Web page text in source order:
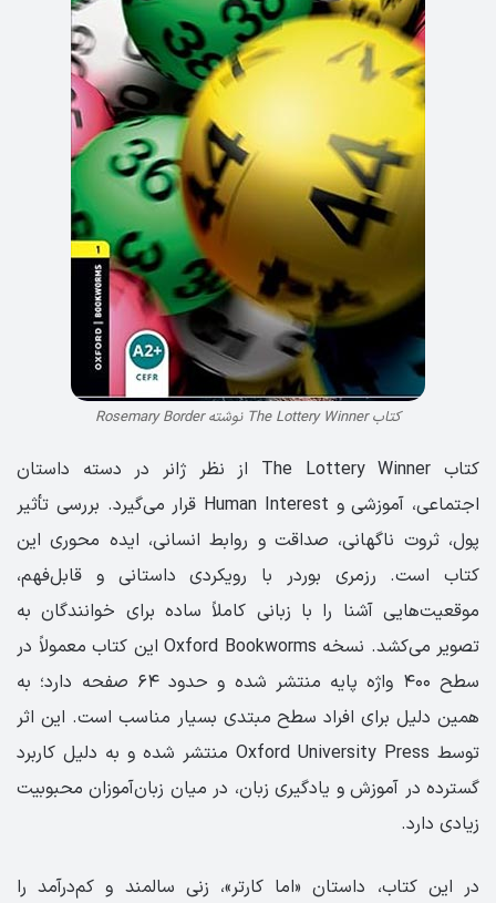
کتاب The Lottery Winner نوشته Rosemary Border
کتاب The Lottery Winner از نظر ژانر در دسته داستان
اجتماعی، آموزشی و Human Interest قرار می‌گیرد. بررسی تأثیر
پول، ثروت ناگهانی، صداقت و روابط انسانی، ایده محوری این
کتاب است. رزمری بوردر با رویکردی داستانی و قابل‌فهم،
موقعیت‌هایی آشنا را با زبانی کاملاً ساده برای خوانندگان به
تصویر می‌کشد. نسخه Oxford Bookworms این کتاب معمولاً در
سطح ۴۰۰ واژه پایه منتشر شده و حدود ۶۴ صفحه دارد؛ به
همین دلیل برای افراد سطح مبتدی بسیار مناسب است. این اثر
توسط Oxford University Press منتشر شده و به دلیل کاربرد
گسترده در آموزش و یادگیری زبان، در میان زبان‌آموزان محبوبیت
زیادی دارد.
در این کتاب، داستان «اما کارتر»، زنی سالمند و کم‌درآمد را